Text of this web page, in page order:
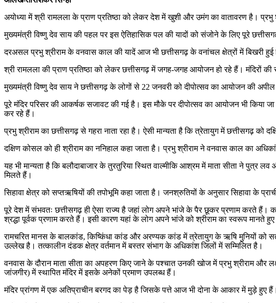
अयोध्या में श्री रामलला के प्राण प्रतिष्ठा को लेकर देश में खुशी और उमंग का वातावरण है।
मुख्यमंत्री विष्णु देव साय की पहल पर इस ऐतिहासिक पल की यादों को संजोने के लिए पूरे
दरअसल प्रभु श्रीराम के वनवास काल की यादें आज भी छत्तीसगढ़ के वनांचल क्षेत्रों में बिखरी
श्री रामलला की प्राण प्रतिष्ठा को लेकर छत्तीसगढ़ में जगह-जगह आयोजन हो रहे हैं। मंदिरों
मुख्यमंत्री विष्णु देव साय ने छत्तीसगढ़ के लोगों से 22 जनवरी को दीपोत्सव का आयोजन की अपील
पूरे मंदिर परिसर की आकर्षक सजावट की गई है। इस मौके पर दीपोत्सव का आयोजन भी किया
कर रहे हैं।
प्रभु श्रीराम का छत्तीसगढ़ से गहरा नाता रहा है। ऐसी मान्यता है कि त्रेतायुग में छत्तीसगढ़
दक्षिण कोसल को ही श्रीराम का ननिहाल कहा जाता है। प्रभु श्रीराम ने वनवास काल का
यह भी मान्यता है कि बलौदाबाजार के तुरतुरिया स्थित वाल्मीकि आश्रम में माता सीता ने पुत्र
मिलते हैं।
सिहावा क्षेत्र को सप्तऋषियों की तपोभूमि कहा जाता है। जनश्रुतियों के अनुसार सिहावा के
पूरे देश में संभवतः छत्तीसगढ़ ही ऐसा राज्य है जहां लोग अपने भांजे के पैर छूकर प्रणाम करते हैं।
श्रद्धा पूर्वक प्रणाम करते हैं। इसी कारण यहां के लोग अपने भांजे को श्रीराम का स्वरूप मानते
रामचरित मानस के बालकांड, किष्किंधा कांड और अरण्यक कांड में त्रेतायुग के ऋषि मुनियों को
उल्लेख है। तत्कालीन दंडक क्षेत्र वर्तमान में बस्तर संभाग के अधिकांश जिलों में सम्मिलित है।
वनवास के दौरान माता सीता का अपहरण किए जाने के पश्चात उनकी खोज में प्रभु श्रीराम और
जांजगीर) में स्थापित मंदिर में इसके अनेकों प्रमाण उपलब्ध हैं।
मंदिर प्रांगण में एक अतिप्राचीन बरगद का पेड़ है जिसके पत्ते आज भी दोना के आकार में मुड़े हुए